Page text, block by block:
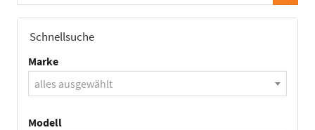
Schnellsuche
Marke
alles ausgewählt
Modell